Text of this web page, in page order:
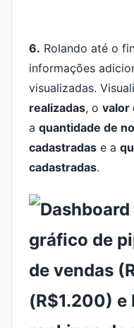
6. Rolando até o
informações
visualizadas.
realizadas, o valor
a quantidade de
cadastradas e a
cadastradas.